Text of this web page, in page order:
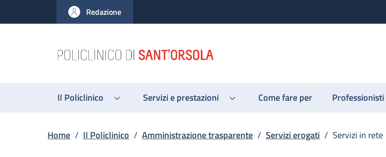
al contenuto principale
to footer content
Redazione
Il Policlinico Servizi e prestazioni Come fare per Professionisti
Briciole di pane
Home / Il Policlinico / Amministrazione trasparente / Servizi erogati / Servizi in rete